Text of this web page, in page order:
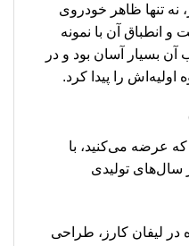
نه تنها ظاهر خودروی
و انطباق آن با نمونه
بسیار آسان بود و در
را پیدا کرد.
آیا آرم جلو ام جی 550 که عرضه می‌کنید، با
سال‌های تولیدی
در لیفان کارز، طراحی